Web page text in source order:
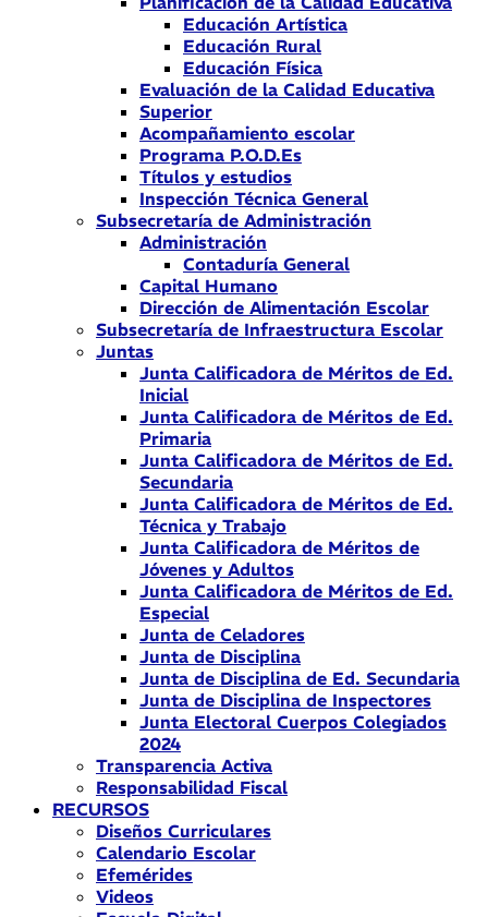
Educación Artística
Educación Rural
Educación Física
Evaluación de la Calidad Educativa
Superior
Acompañamiento escolar
Programa P.O.D.Es
Títulos y estudios
Inspección Técnica General
Subsecretaría de Administración
Administración
Contaduría General
Capital Humano
Dirección de Alimentación Escolar
Subsecretaría de Infraestructura Escolar
Juntas
Junta Calificadora de Méritos de Ed.
Inicial
Junta Calificadora de Méritos de Ed.
Primaria
Junta Calificadora de Méritos de Ed.
Secundaria
Junta Calificadora de Méritos de Ed.
Técnica y Trabajo
Junta Calificadora de Méritos de
Jóvenes y Adultos
Junta Calificadora de Méritos de Ed.
Especial
Junta de Celadores
Junta de Disciplina
Junta de Disciplina de Ed. Secundaria
Junta de Disciplina de Inspectores
Junta Electoral Cuerpos Colegiados
2024
Transparencia Activa
Responsabilidad Fiscal
RECURSOS
Diseños Curriculares
Calendario Escolar
Efemérides
Videos